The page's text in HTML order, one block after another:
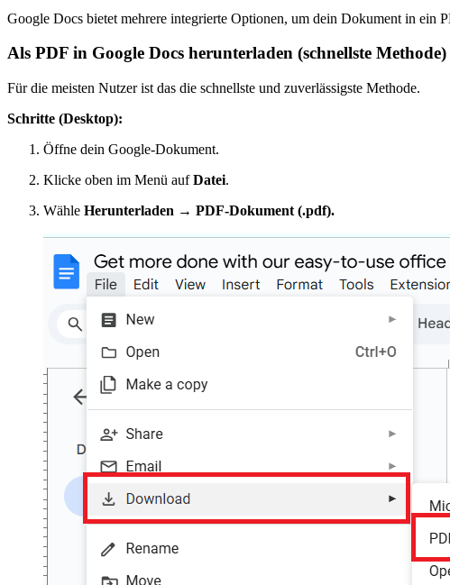
Google Docs bietet mehrere integrierte Optionen, um dein Dokument in ein
Als PDF in Google Docs herunterladen (schnellste Methode)
Für die meisten Nutzer ist das die schnellste und zuverlässigste Methode.
Schritte (Desktop):
Öffne dein Google-Dokument.
Klicke oben im Menü aufDatei.
Wähle Herunterladen → PDF-Dokument (.pdf).